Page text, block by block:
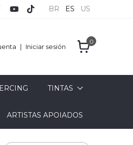
BR ES US
| Iniciar sesión
0
TINTAS
ARTISTAS APOIADOS